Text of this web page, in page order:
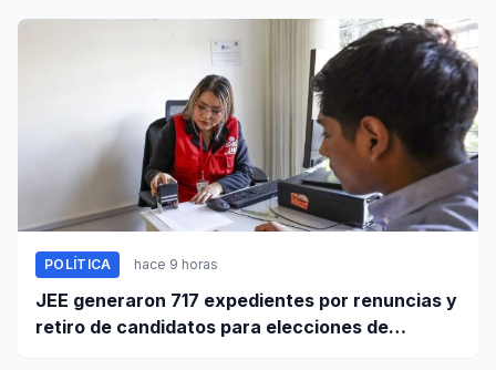
POLÍTICA hace 9 horas
JEE generaron 717 expedientes por renuncias y
retiro de candidatos para elecciones de